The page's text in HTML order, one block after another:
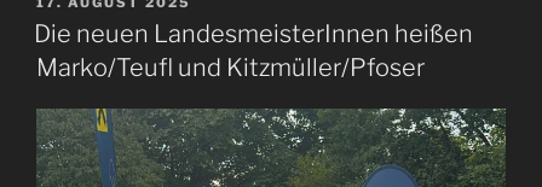
AM
Die neuen LandesmeisterInnen heißen
Marko/Teufl und Kitzmüller/Pfoser